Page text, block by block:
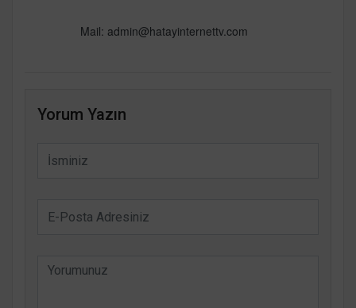
Mail: admin@hatayinternettv.com
Yorum Yazın